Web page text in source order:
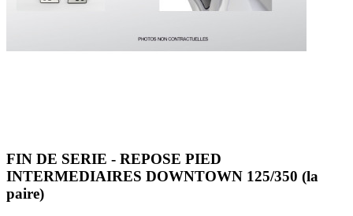
FIN DE SERIE - REPOSE PIED
INTERMEDIAIRES DOWNTOWN 125/350 (la
paire)